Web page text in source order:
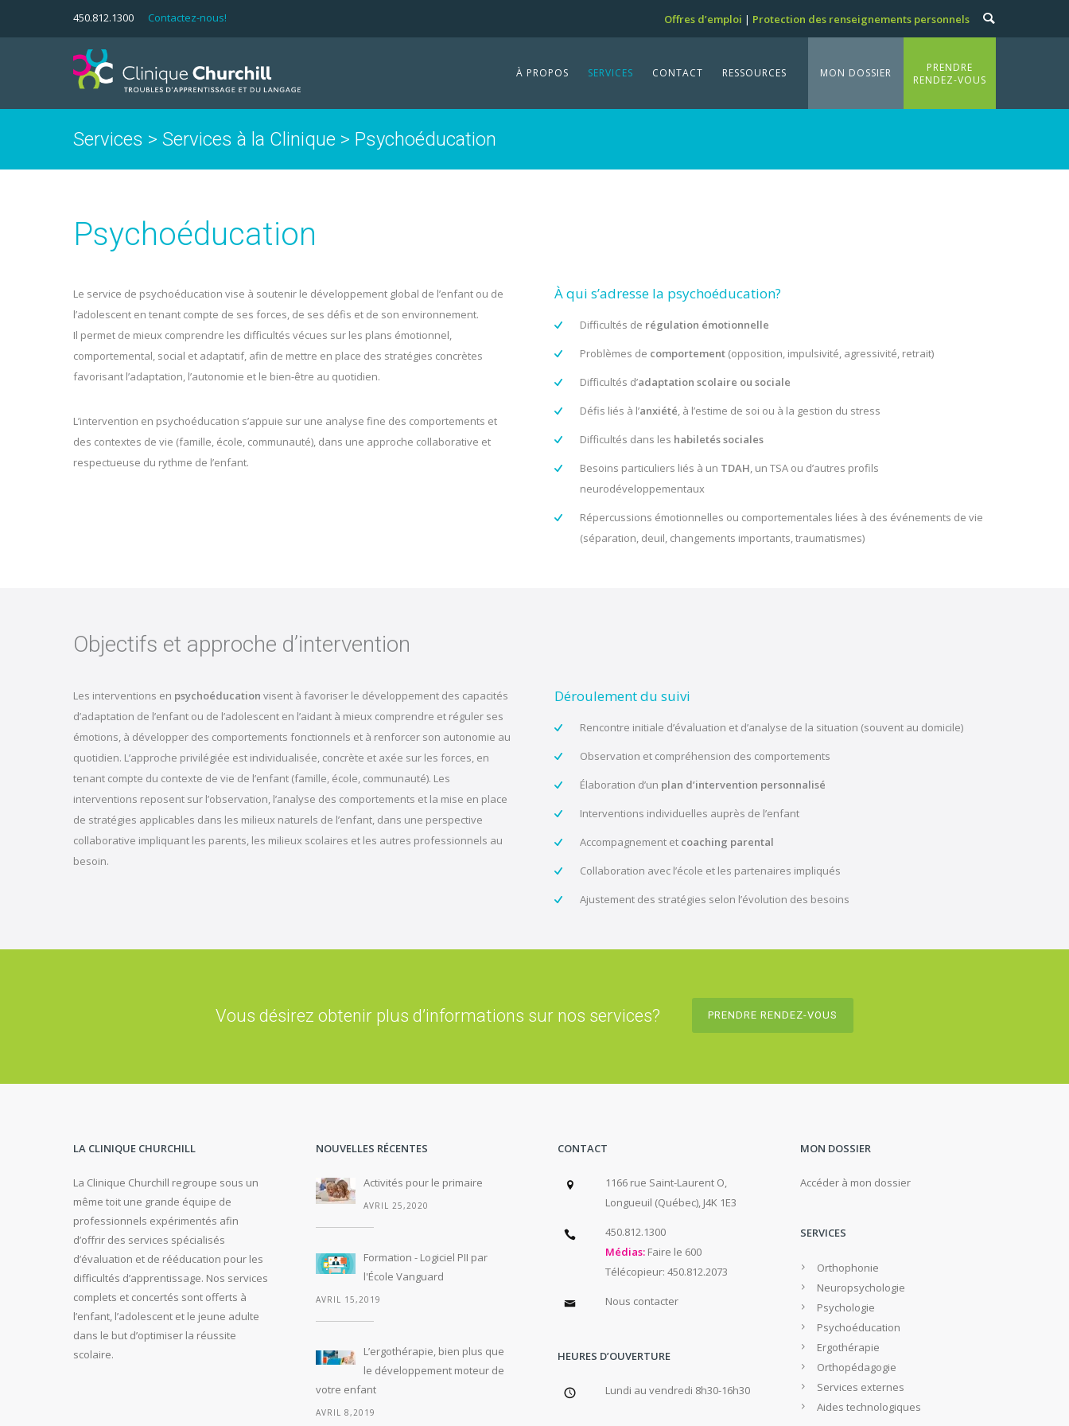
450.812.1300 Contactez-nous! Offres d’emploi Protection des renseignements personnels
MON DOSSIER
PRENDRE
RENDEZ-VOUS
À PROPOS SERVICES CONTACT RESSOURCES
Services > Services à la Clinique > Psychoéducation
Psychoéducation
Le service de psychoéducation vise à soutenir le développement global de l’enfant ou de
l’adolescent en tenant compte de ses forces, de ses défis et de son environnement.
Il permet de mieux comprendre les difficultés vécues sur les plans émotionnel,
comportemental, social et adaptatif, afin de mettre en place des stratégies concrètes
favorisant l’adaptation, l’autonomie et le bien-être au quotidien.
L’intervention en psychoéducation s’appuie sur une analyse fine des comportements et
des contextes de vie (famille, école, communauté), dans une approche collaborative et
respectueuse du rythme de l’enfant.
À qui s’adresse la psychoéducation?
Difficultés de régulation émotionnelle
Problèmes de comportement(opposition, impulsivité, agressivité, retrait)
Difficultés d’adaptation scolaire ou sociale
Défis liés à l’anxiété, à l’estime de soi ou à la gestion du stress
Difficultés dans les habiletés sociales
Besoins particuliers liés à un TDAH, un TSA ou d’autres profils
neurodéveloppementaux
Répercussions émotionnelles ou comportementales liées à des événements de vie
(séparation, deuil, changements importants, traumatismes)
Objectifs et approche d’intervention
Les interventions en psychoéducation visent à favoriser le développement des capacités
d’adaptation de l’enfant ou de l’adolescent en l’aidant à mieux comprendre et réguler ses
émotions, à développer des comportements fonctionnels et à renforcer son autonomie au
quotidien. L’approche privilégiée est individualisée, concrète et axée sur les forces, en
tenant compte du contexte de vie de l’enfant (famille, école, communauté). Les
interventions reposent sur l’observation, l’analyse des comportements et la mise en place
de stratégies applicables dans les milieux naturels de l’enfant, dans une perspective
collaborative impliquant les parents, les milieux scolaires et les autres professionnels au
besoin.
Déroulement du suivi
Rencontre initiale d’évaluation et d’analyse de la situation (souvent au domicile)
Observation et compréhension des comportements
Élaboration d’un plan d’intervention personnalisé
Interventions individuelles auprès de l’enfant
Accompagnement et coaching parental
Collaboration avec l’école et les partenaires impliqués
Ajustement des stratégies selon l’évolution des besoins
Vous désirez obtenir plus d’informations sur nos services? PRENDRE RENDEZ-VOUS
LA CLINIQUE CHURCHILL
La Clinique Churchill regroupe sous un
même toit une grande équipe de
professionnels expérimentés afin
d’offrir des services spécialisés
d’évaluation et de rééducation pour les
difficultés d’apprentissage. Nos services
complets et concertés sont offerts à
l’enfant, l’adolescent et le jeune adulte
dans le but d’optimiser la réussite
scolaire.
NOUVELLES RÉCENTES
Activités pour le primaire
AVRIL 25,2020
Formation - Logiciel PII par
l'École Vanguard
AVRIL 15,2019
L’ergothérapie, bien plus que
le développement moteur de
votre enfant
AVRIL 8,2019
CONTACT
1166 rue Saint-Laurent O,
Longueuil (Québec), J4K 1E3
450.812.1300
Médias: Faire le 600
Télécopieur: 450.812.2073
Nous contacter
HEURES D’OUVERTURE
Lundi au vendredi 8h30-16h30
MON DOSSIER
Accéder à mon dossier
SERVICES
Orthophonie
Neuropsychologie
Psychologie
Psychoéducation
Ergothérapie
Orthopédagogie
Services externes
Aides technologiques